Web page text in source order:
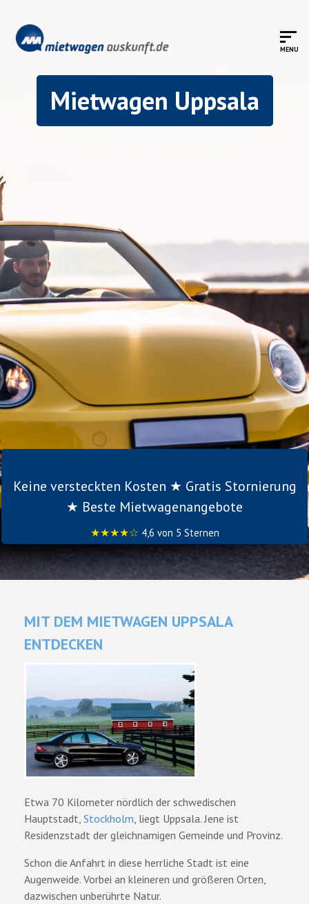
Mietwagen Uppsala
Keine versteckten Kosten ★ Gratis Stornierung
★ Beste Mietwagenangebote
★★★★☆ 4,6 von 5 Sternen
MIT DEM MIETWAGEN UPPSALA
ENTDECKEN
Etwa 70 Kilometer nördlich der schwedischen
Hauptstadt, Stockholm, liegt Uppsala. Jene ist
Residenzstadt der gleichnamigen Gemeinde und Provinz.
Schon die Anfahrt in diese herrliche Stadt ist eine
Augenweide. Vorbei an kleineren und größeren Orten,
dazwischen unberührte Natur.